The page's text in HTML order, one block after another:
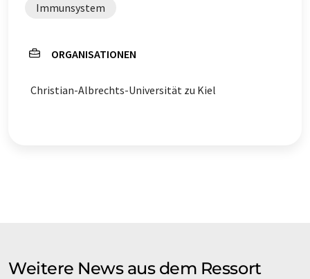
Immunsystem
ORGANISATIONEN
Christian-Albrechts-Universität zu Kiel
Weitere News aus dem Ressort